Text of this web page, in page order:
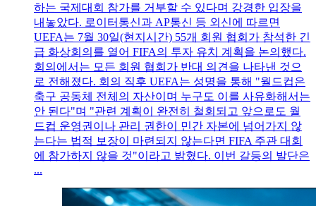
하는 국제대회 참가를 거부할 수 있다며 강경한 입장을
내놓았다. 로이터통신과 AP통신 등 외신에 따르면
UEFA는 7월 30일(현지시간) 55개 회원 협회가 참석한 긴
급 화상회의를 열어 FIFA의 투자 유치 계획을 논의했다.
회의에서는 모든 회원 협회가 반대 의견을 나타낸 것으
로 전해졌다. 회의 직후 UEFA는 성명을 통해 "월드컵은
축구 공동체 전체의 자산이며 누구도 이를 사유화해서는
안 된다"며 "관련 계획이 완전히 철회되고 앞으로도 월
드컵 운영권이나 관리 권한이 민간 자본에 넘어가지 않
는다는 법적 보장이 마련되지 않는다면 FIFA 주관 대회
에 참가하지 않을 것"이라고 밝혔다. 이번 갈등의 발단은
...